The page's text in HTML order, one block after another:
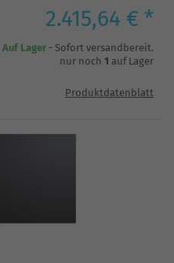
2.415,64 € *
Auf Lager - Sofort versandbereit.
nur noch 1 auf Lager
Produktdatenblatt